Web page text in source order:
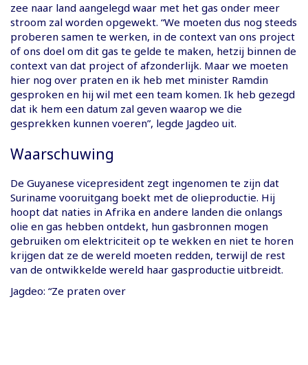
zee naar land aangelegd waar met het gas onder meer
stroom zal worden opgewekt. “We moeten dus nog steeds
proberen samen te werken, in de context van ons project
of ons doel om dit gas te gelde te maken, hetzij binnen de
context van dat project of afzonderlijk. Maar we moeten
hier nog over praten en ik heb met minister Ramdin
gesproken en hij wil met een team komen. Ik heb gezegd
dat ik hem een datum zal geven waarop we die
gesprekken kunnen voeren”, legde Jagdeo uit.
Waarschuwing
De Guyanese vicepresident zegt ingenomen te zijn dat
Suriname vooruitgang boekt met de olieproductie. Hij
hoopt dat naties in Afrika en andere landen die onlangs
olie en gas hebben ontdekt, hun gasbronnen mogen
gebruiken om elektriciteit op te wekken en niet te horen
krijgen dat ze de wereld moeten redden, terwijl de rest
van de ontwikkelde wereld haar gasproductie uitbreidt.
Jagdeo: “Ze praten over